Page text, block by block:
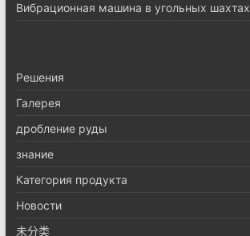
Вибрационная машина в угольных шахтах
Pешения
Галерея
дробление руды
знание
Категория продукта
Новости
未分类